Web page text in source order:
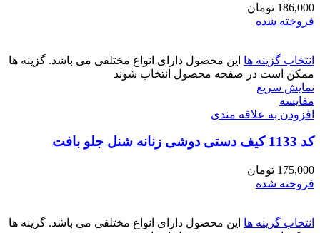
186,000 تومان
فروخته شده
انتخاب گزینه ها این محصول دارای انواع مختلفی می باشد. گزینه ها
ممکن است در صفحه محصول انتخاب شوند
نمایش سریع
مقايسه
افزودن به علاقه مندی
کد 1133 کیف دستی دوشی زنانه شنل جلو بافت
175,000 تومان
فروخته شده
انتخاب گزینه ها این محصول دارای انواع مختلفی می باشد. گزینه ها